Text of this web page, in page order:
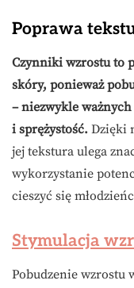
Poprawa
Czynniki wzrostu to
skóry, ponieważ
– niezwykle
i sprężystość. Dzięki
jej tekstura ulega
wykorzystanie
cieszyć się
Stymulacja
Pobudzenie wzrostu